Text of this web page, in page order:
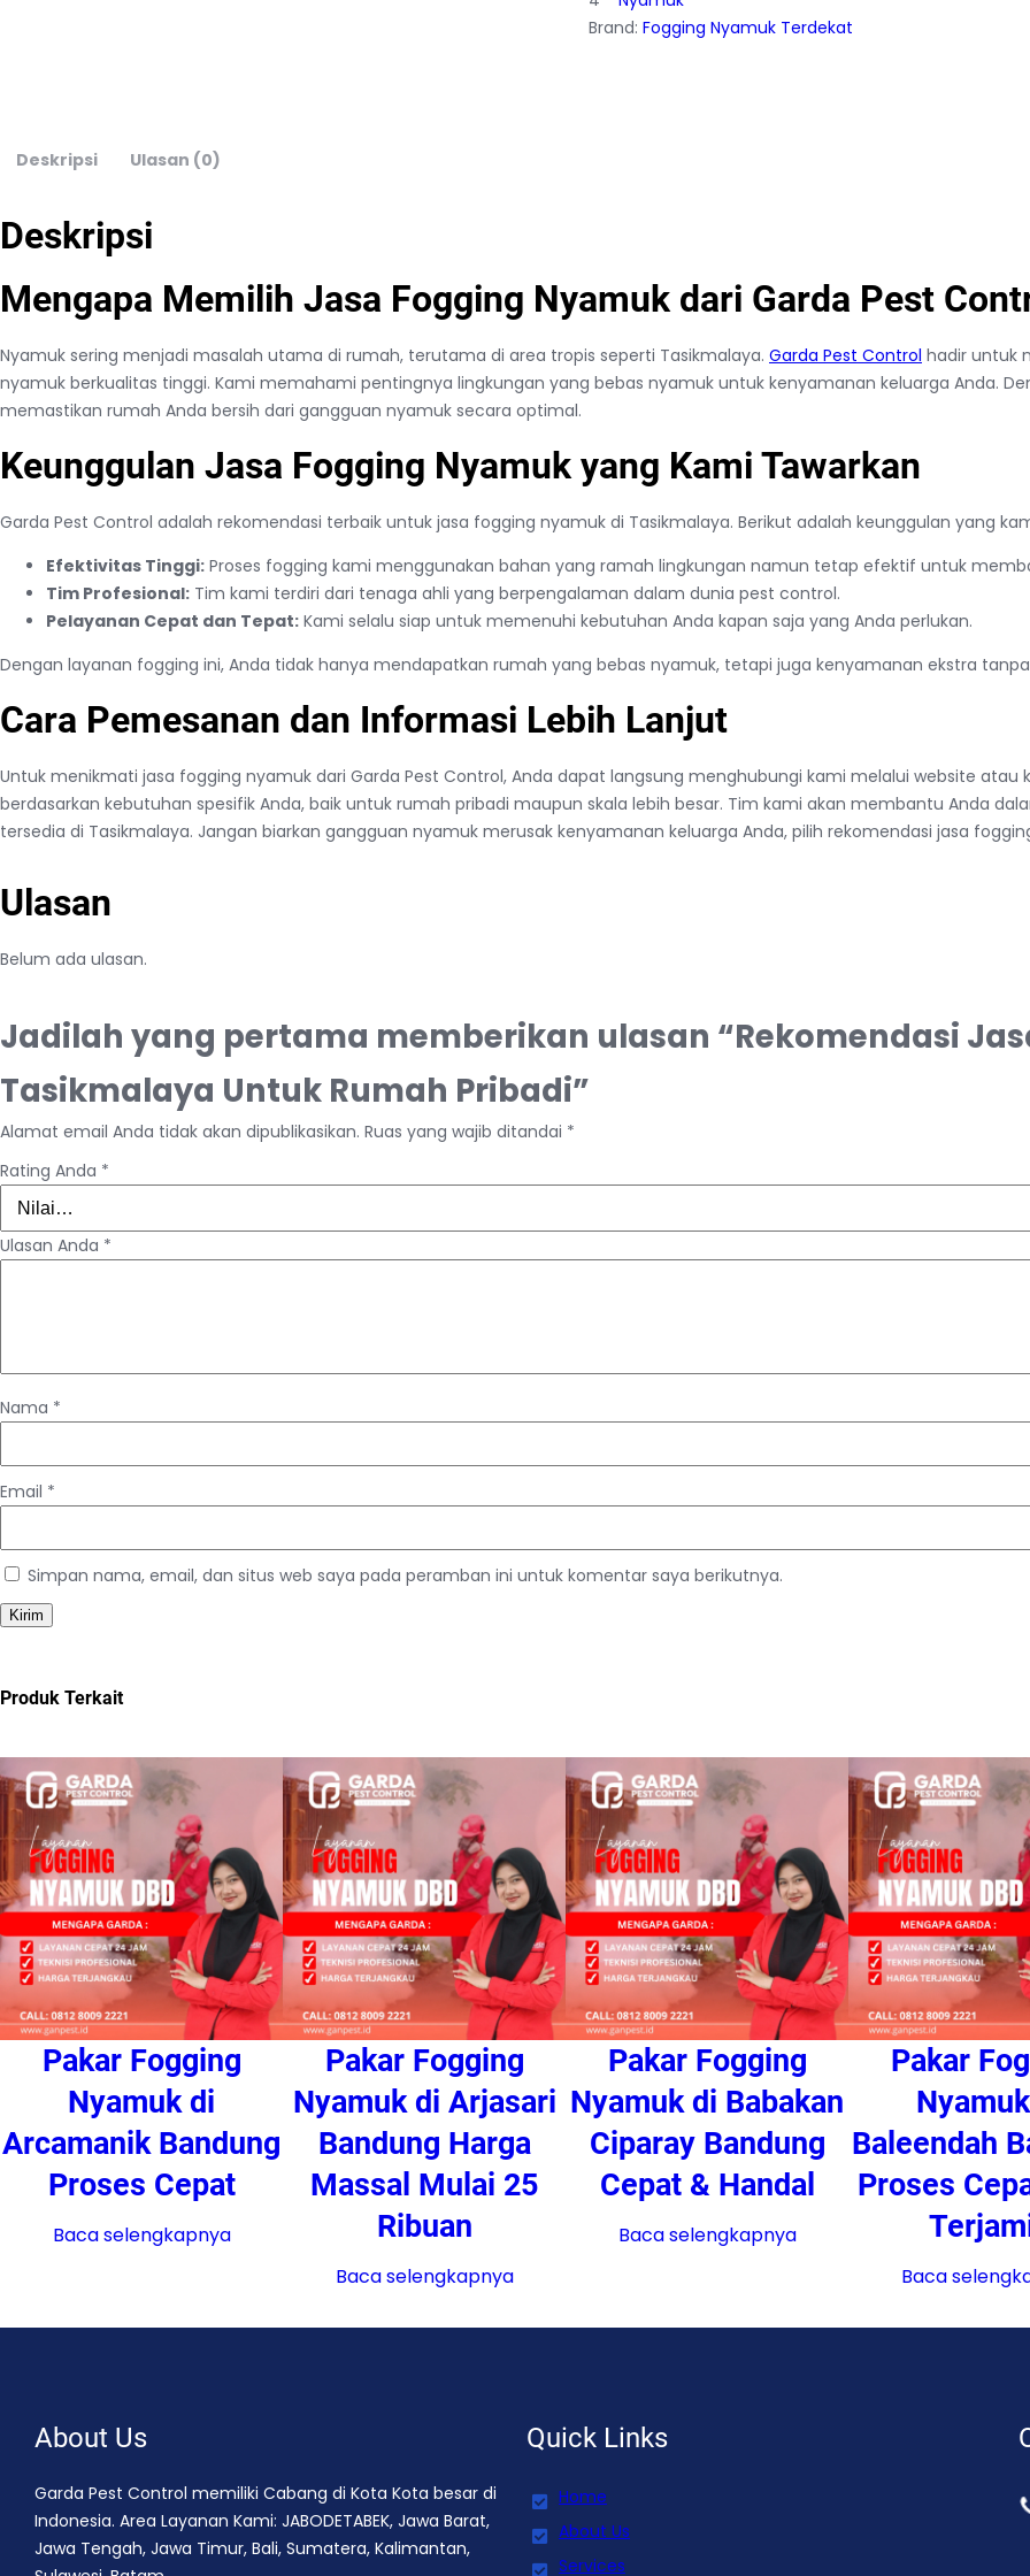
Brand: Fogging Nyamuk Terdekat
Deskripsi Ulasan (0)
Deskripsi
Mengapa Memilih Jasa Fogging Nyamuk dari Garda Pest
Nyamuk sering menjadi masalah utama di rumah, terutama di area tropis seperti Tasikmalaya. Garda Pest Control hadir untuk
nyamuk berkualitas tinggi. Kami memahami pentingnya lingkungan yang bebas nyamuk untuk kenyamanan keluarga Anda.
memastikan rumah Anda bersih dari gangguan nyamuk secara optimal.
Keunggulan Jasa Fogging Nyamuk yang Kami Tawarkan
Garda Pest Control adalah rekomendasi terbaik untuk jasa fogging nyamuk di Tasikmalaya. Berikut adalah keunggulan yang
Efektivitas Tinggi: Proses fogging kami menggunakan bahan yang ramah lingkungan namun tetap efektif untuk
Tim Profesional: Tim kami terdiri dari tenaga ahli yang berpengalaman dalam dunia pest control.
Pelayanan Cepat dan Tepat: Kami selalu siap untuk memenuhi kebutuhan Anda kapan saja yang Anda perlukan.
Dengan layanan fogging ini, Anda tidak hanya mendapatkan rumah yang bebas nyamuk, tetapi juga kenyamanan ekstra
Cara Pemesanan dan Informasi Lebih Lanjut
Untuk menikmati jasa fogging nyamuk dari Garda Pest Control, Anda dapat langsung menghubungi kami melalui website atau
berdasarkan kebutuhan spesifik Anda, baik untuk rumah pribadi maupun skala lebih besar. Tim kami akan membantu Anda
tersedia di Tasikmalaya. Jangan biarkan gangguan nyamuk merusak kenyamanan keluarga Anda, pilih rekomendasi jasa
Ulasan
Belum ada ulasan.
Jadilah yang pertama memberikan ulasan “Rekomendasi
Tasikmalaya Untuk Rumah Pribadi”
Alamat email Anda tidak akan dipublikasikan. Ruas yang wajib ditandai *
Rating Anda *
Ulasan Anda *
Nama *
Email *
Simpan nama, email, dan situs web saya pada peramban ini untuk komentar saya berikutnya.
Produk Terkait
Pakar Fogging
Nyamuk di
Arcamanik Bandung
Proses Cepat
Baca selengkapnya
Pakar Fogging
Nyamuk di Arjasari
Bandung Harga
Massal Mulai 25
Ribuan
Baca selengkapnya
Pakar Fogging
Nyamuk di Babakan
Ciparay Bandung
Cepat & Handal
Baca selengkapnya
Pakar
Baleendah
Proses
Baca
About Us
Garda Pest Control memiliki Cabang di Kota Kota besar di
Indonesia. Area Layanan Kami: JABODETABEK, Jawa Barat,
Jawa Tengah, Jawa Timur, Bali, Sumatera, Kalimantan,
Quick Links
Home
About Us
Services